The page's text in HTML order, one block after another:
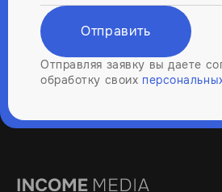
Отправить
Отправляя заявку вы даете
обработку своих